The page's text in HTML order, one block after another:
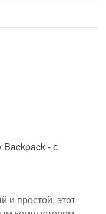
- с
и простой, этот